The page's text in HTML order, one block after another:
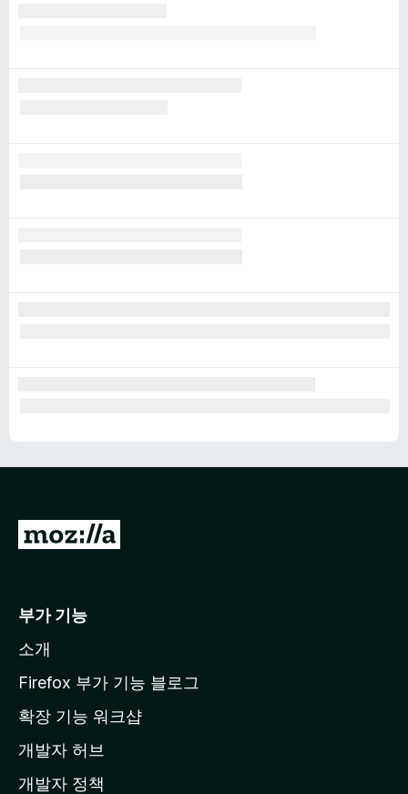
M
l
a
페
이
지
부가 기능
소개
Firefox 부가 기능 블로그
확장 기능 워크샵
개발자 허브
개발자 정책